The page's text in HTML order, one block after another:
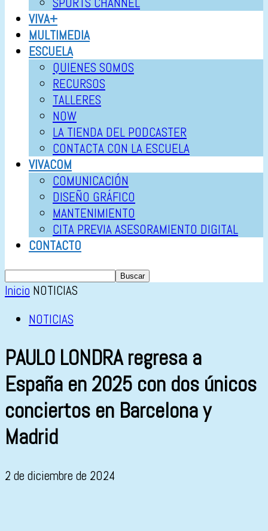
VIVA+
MULTIMEDIA
ESCUELA
QUIENES SOMOS
RECURSOS
TALLERES
NOW
LA TIENDA DEL PODCASTER
CONTACTA CON LA ESCUELA
VIVACOM
COMUNICACIÓN
DISEÑO GRÁFICO
MANTENIMIENTO
CITA PREVIA ASESORAMIENTO DIGITAL
CONTACTO
Inicio NOTICIAS
NOTICIAS
PAULO LONDRA regresa a
España en 2025 con dos únicos
conciertos en Barcelona y
Madrid
2 de diciembre de 2024